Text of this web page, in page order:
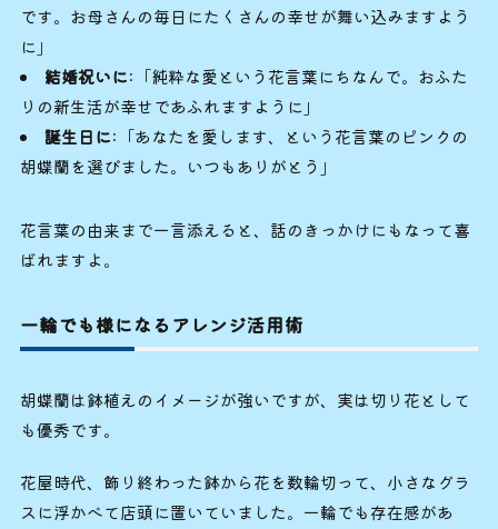
です。お母さんの毎日にたくさんの幸せが舞い込みますよう
に」
結婚祝いに:「純粋な愛という花言葉にちなんで。おふた
りの新生活が幸せであふれますように」
誕生日に:「あなたを愛します、という花言葉のピンクの
胡蝶蘭を選びました。いつもありがとう」
花言葉の由来まで一言添えると、話のきっかけにもなって喜
ばれますよ。
一輪でも様になるアレンジ活用術
胡蝶蘭は鉢植えのイメージが強いですが、実は切り花として
も優秀です。
花屋時代、飾り終わった鉢から花を数輪切って、小さなグラ
スに浮かべて店頭に置いていました。一輪でも存在感があ